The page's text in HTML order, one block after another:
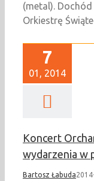
(metal).
Orkiestrę
7
01, 2014
Koncert
wydarzenia w
Bartosz Łabuda